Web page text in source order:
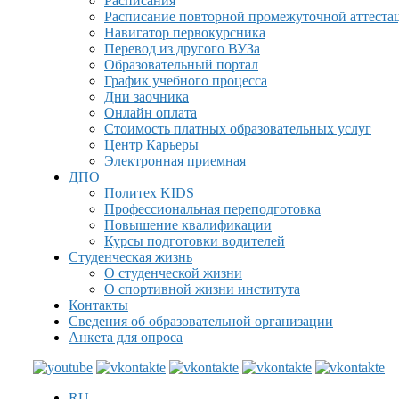
Расписание повторной промежуточной
Навигатор первокурсника
Перевод из другого ВУЗа
Образовательный портал
График учебного процесса
Дни заочника
Онлайн оплата
Стоимость платных образовательных услуг
Центр Карьеры
Электронная приемная
ДПО
Политех KIDS
Профессиональная переподготовка
Повышение квалификации
Курсы подготовки водителей
Студенческая жизнь
О студенческой жизни
О спортивной жизни института
Контакты
Сведения об образовательной организации
Анкета для опроса